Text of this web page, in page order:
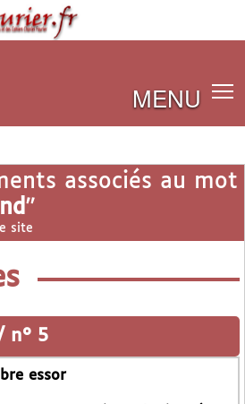
MENU
associés au mot
"
site
n° 5
essor